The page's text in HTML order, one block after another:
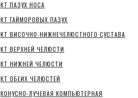
КТ ПАЗУХ НОСА
КТ ГАЙМОРОВЫХ ПАЗУХ
КТ ВИСОЧНО-НИЖНЕЧЕЛЮСТНОГО СУСТАВА
КТ ВЕРХНЕЙ ЧЕЛЮСТИ
КТ НИЖНЕЙ ЧЕЛЮСТИ
КТ ОБЕИХ ЧЕЛЮСТЕЙ
КОНУСНО-ЛУЧЕВАЯ КОМПЬЮТЕРНАЯ